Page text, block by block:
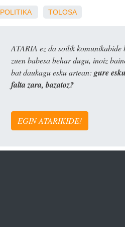
POLITIKA TOLOSA
ATARIA ez da soilik komunikabide
zuen babesa behar dugu, inoiz
bat daukagu esku artean: gure
falta zara, bazatoz?
EGIN ATARIKIDE!